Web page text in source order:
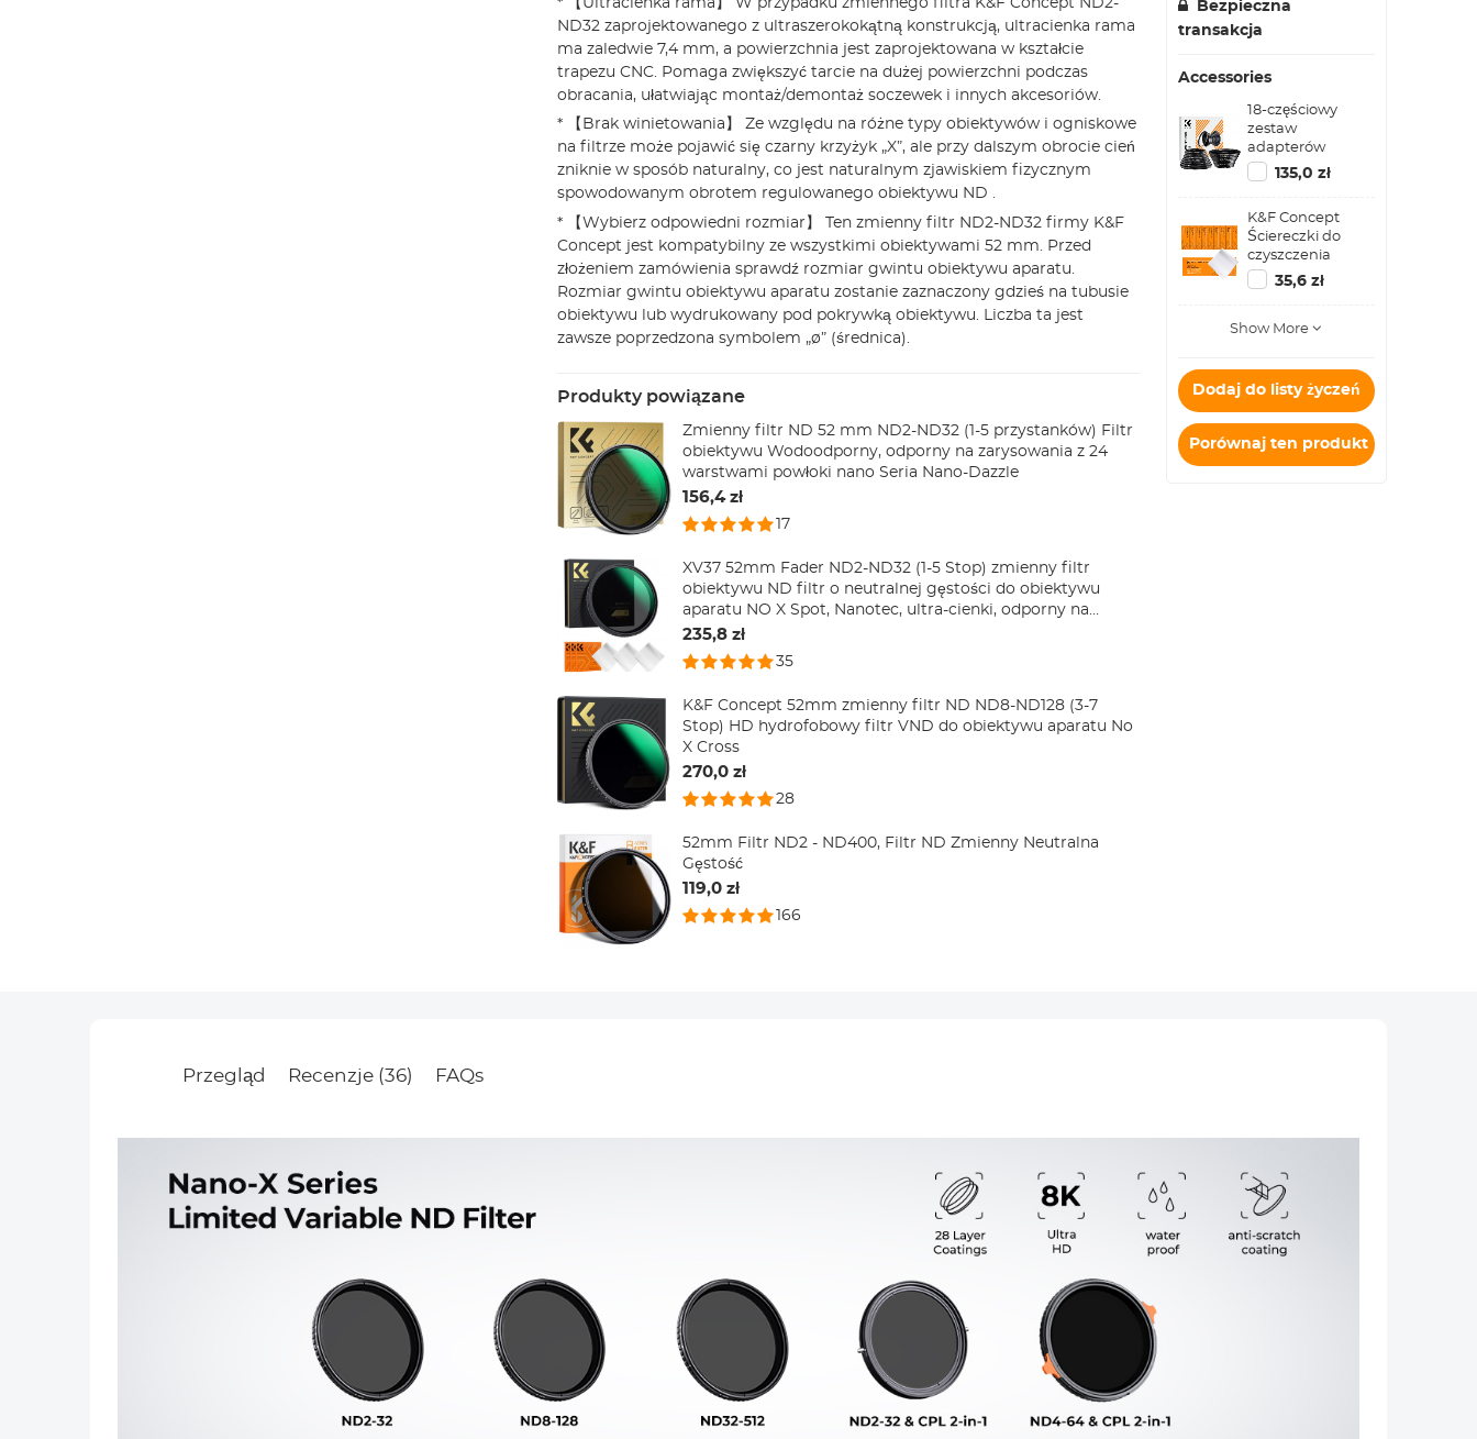
ND32 zaprojektowanego z ultraszerokokątną konstrukcją, ultracienka rama
ma zaledwie 7,4 mm, a powierzchnia jest zaprojektowana w kształcie
trapezu CNC. Pomaga zwiększyć tarcie na dużej powierzchni podczas
obracania, ułatwiając montaż/demontaż soczewek i innych akcesoriów.
* 【Brak winietowania】 Ze względu na różne typy obiektywów i ogniskowe
na filtrze może pojawić się czarny krzyżyk „X”, ale przy dalszym obrocie cień
zniknie w sposób naturalny, co jest naturalnym zjawiskiem fizycznym
spowodowanym obrotem regulowanego obiektywu ND .
* 【Wybierz odpowiedni rozmiar】 Ten zmienny filtr ND2-ND32 firmy K&F
Concept jest kompatybilny ze wszystkimi obiektywami 52 mm. Przed
złożeniem zamówienia sprawdź rozmiar gwintu obiektywu aparatu.
Rozmiar gwintu obiektywu aparatu zostanie zaznaczony gdzieś na tubusie
obiektywu lub wydrukowany pod pokrywką obiektywu. Liczba ta jest
zawsze poprzedzona symbolem „ø” (średnica).
Produkty powiązane
Zmienny filtr ND 52 mm ND2-ND32 (1-5 przystanków) Filtr
obiektywu Wodoodporny, odporny na zarysowania z 24
warstwami powłoki nano Seria Nano-Dazzle
156,4 zł
17
XV37 52mm Fader ND2-ND32 (1-5 Stop) zmienny filtr
obiektywu ND filtr o neutralnej gęstości do obiektywu
aparatu NO X Spot, Nanotec, ultra-cienki, odporny na
warunki pogodowe
235,8 zł
35
K&F Concept 52mm zmienny filtr ND ND8-ND128 (3-7
Stop) HD hydrofobowy filtr VND do obiektywu aparatu No
X Cross
270,0 zł
28
52mm Filtr ND2 - ND400, Filtr ND Zmienny Neutralna
Gęstość
119,0 zł
166
Bezpieczna
transakcja
Accessories
18-częściowy
zestaw
adapterów
pierścienia filtra,
zestaw
pierścieni
krokowych z
filtrem obiektywu
aparatu (zawiera
wzmacniających
pierścieni
obniżających)
135,0 zł
K&F Concept
Ściereczki do
czyszczenia
Bezpyłowe
ściereczki do
14 cm,
szt
35,6 zł
Show More
Dodaj do listy życzeń
Porównaj ten produkt
Przegląd Recenzje (36) FAQs